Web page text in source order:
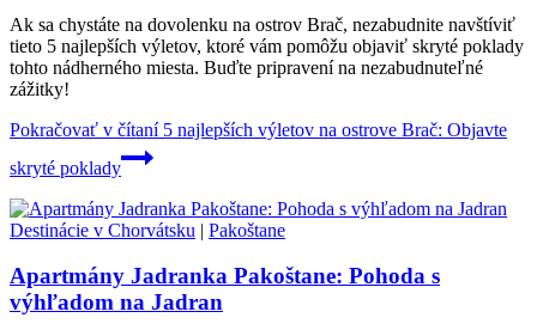
Ak sa chystáte na dovolenku na ostrov Brač, nezabudnite navštíviť
tieto 5 najlepších výletov, ktoré vám pomôžu objaviť skryté poklady
tohto nádherného miesta. Buďte pripravení na nezabudnuteľné
zážitky!
Pokračovať v čítaní5 najlepších výletov na ostrove Brač: Objavte
skryté poklady
Destinácie v Chorvátsku | Pakoštane
Apartmány Jadranka Pakoštane: Pohoda s
výhľadom na Jadran